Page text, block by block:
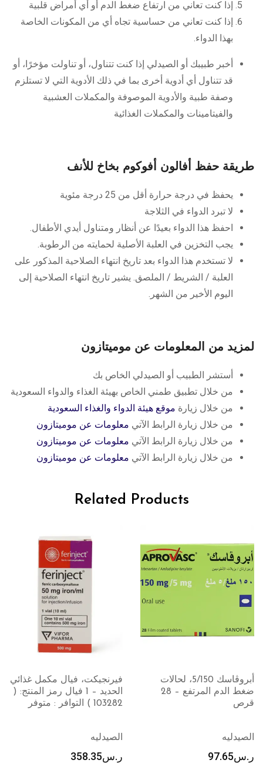
إذا كنت تعاني من ارتفاع ضغط الدم أو أي أمراض قلبية
إذا كنت تعاني من حساسية تجاه أي من المكونات الخاصة
بهذا الدواء.
أخبر طبيبك أو الصيدلي إذا كنت تتناول، أو تناولت مؤخرًا، أو
قد تتناول أي أدوية أخرى بما في ذلك الأدوية التي لا تستلزم
وصفة طبية والأدوية الموصوفة والمكملات العشبية
والفيتامينات والمكملات الغذائية
طريقة حفظ أفالون أفوكوم بخاخ للأنف
يحفظ في درجة حرارة أقل من 25 درجة مئوية
لا تبرد الدواء في الثلاجة
احفظ هذا الدواء بعيدًا عن أنظار ومتناول أيدي الأطفال.
يجب التخزين في العلبة الأصلية لحمايته من الرطوبة.
لا تستخدم هذا الدواء بعد تاريخ انتهاء الصلاحية المذكور على
العلبة / الشريط / الملصق. يشير تاريخ انتهاء الصلاحية إلى
اليوم الأخير من الشهر.
لمزيد من المعلومات عن موميتازون
أستشر الطبيب أو الصيدلي الخاص بك
من خلال تطبيق طمني الخاص بهيئة الغذاء والدواء السعودية
من خلال زيارة موقع هيئة الدواء والغذاء السعودية
من خلال زيارة الرابط الآتي معلومات عن موميتازون
من خلال زيارة الرابط الآتي معلومات عن موميتازون
من خلال زيارة الرابط الآتي معلومات عن موميتازون
Related Products
أبروڤاسك 5/150، لحالات
ضغط الدم المرتفع – 28
قرص
الصيدليه
ر.س97.65
فيرنجيكت، فيال مكمل غذائي
الحديد – 1 فيال رمز المنتج: (
103282 ) التوافر : متوفر
الصيدليه
ر.س358.35